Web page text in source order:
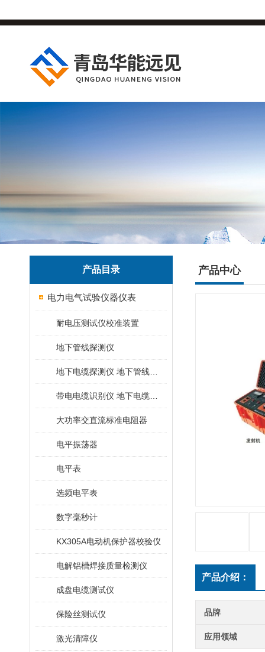
产品目录
电力电气试验仪器仪表
耐电压测试仪校准装置
地下管线探测仪
大功率交直流标准电阻器
电平振荡器
电平表
选频电平表
数字毫秒计
KX305A电动机保护器校验仪
电解铝槽焊接质量检测仪
成盘电缆测试仪
保险丝测试仪
激光清障仪
产品中心
产品介绍：
品牌
应用领域